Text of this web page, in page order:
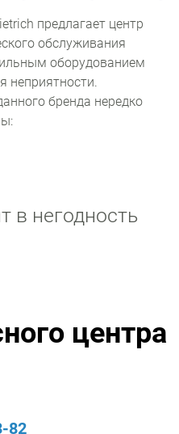
предлагает центр
обслуживания
оборудованием
неприятности.
бренда нередко
в негодность
причину поломки, и
часто приходится
и блок
выполняются по
центра
82